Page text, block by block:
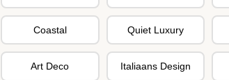
Coastal Quiet Luxury
Art Deco Italiaans Design